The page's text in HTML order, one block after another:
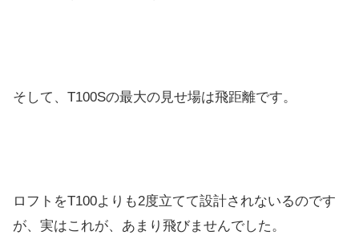
そして、T100Sの最大の見せ場は飛距離です。
ロフトをT100よりも2度立てて設計されないるのです
が、実はこれが、あまり飛びませんでした。